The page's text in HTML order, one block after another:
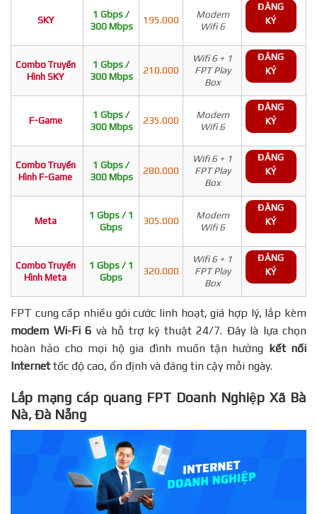
SKY
1 Gbps /
300 Mbps
195.000
Modem
Wifi 6
ĐĂNG
KÝ
Combo Truyền
Hình SKY
1 Gbps /
300 Mbps
210.000
Wifi 6 + 1
FPT Play
Box
ĐĂNG
KÝ
F-Game
1 Gbps /
300 Mbps
235.000
Modem
Wifi 6
ĐĂNG
KÝ
Combo Truyền
Hình F-Game
1 Gbps /
300 Mbps
280.000
Wifi 6 + 1
FPT Play
Box
ĐĂNG
KÝ
Meta
1 Gbps / 1
Gbps
305.000
Modem
Wifi 6
ĐĂNG
KÝ
Combo Truyền
Hình Meta
1 Gbps / 1
Gbps
320.000
Wifi 6 + 1
FPT Play
Box
ĐĂNG
KÝ
FPT cung cấp nhiều gói cước linh hoạt, giá hợp lý, lắp kèm
modem Wi-Fi 6 và hỗ trợ kỹ thuật 24/7. Đây là lựa chọn
hoàn hảo cho mọi hộ gia đình muốn tận hưởng kết nối
Internettốc độ cao, ổn định và đáng tin cậy mỗi ngày.
Lắp mạng cáp quang FPT Doanh Nghiệp Xã Bà
Nà, Đà Nẵng